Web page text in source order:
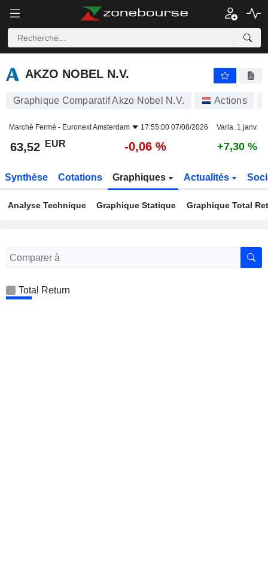
AKZO NOBEL N.V.
AKZO NOBEL N.V.
Graphique Comparatif Akzo Nobel N.V. Actions
Marché Fermé - Euronext Amsterdam 17:55:00 07/08/2026 Varia. 1 janv.
63,52 EUR -0,06 % +7,30 %
Synthèse Cotations Graphiques Actualités
Analyse Technique Graphique Statique Graphique Total
Total Return